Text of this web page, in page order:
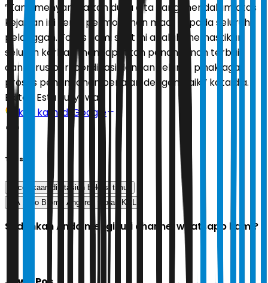
”Kami menyampaikan duka cita yang mendalam atas
kejadian ini serta permohonan maaf kepada seluruh
pelanggan. Fokus kami saat ini adalah memastikan
seluruh korban mendapatkan penanganan terbaik
dan terus berkoordinasi dengan seluruh pihak agar
proses penanganan berjalan dengan baik,” kata dia.
Editor: Estu Suryowati
Ikuti kami di Google
Tags
kecelakaan di stasiun bekasi timur
KA Argo Bromo Anggrek tabrak KRL
Sudahkah Anda mengikuti channel whatsapp kami?